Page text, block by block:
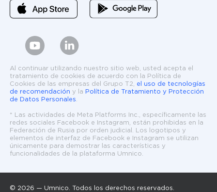
Al continuar utilizando nuestro sitio web, usted acepta el
tratamiento de cookies de acuerdo con la Política de
Cookies de las empresas del Grupo T2, el uso de tecnologías
de recomendación y la
Política de Tratamiento y Protección
de Datos Personales
* Las actividades de Meta Platforms Inc., específicamente las
redes sociales Facebook e Instagram, están prohibidas en la
Federación de Rusia por orden judicial. Los logotipos y
elementos de interfaz de Facebook e Instagram se utilizan
únicamente para demostrar las características y
funcionalidades de la plataforma Umnico.
© 2026 — Umnico. Todos los derechos reservados.